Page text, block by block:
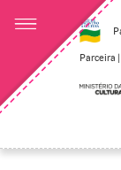
Parceira |